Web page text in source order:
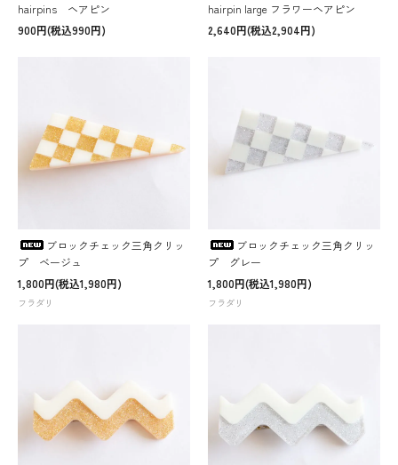
hairpins ヘアピン
900円(税込990円)
hairpin large フラワーヘアピン
2,640円(税込2,904円)
ブロックチェック三角クリッ
プ ベージュ
1,800円(税込1,980円)
フラダリ
ブロックチェック三角クリッ
プ グレー
1,800円(税込1,980円)
フラダリ